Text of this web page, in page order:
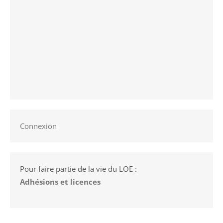
Connexion
Pour faire partie de la vie du LOE :
Adhésions et licences